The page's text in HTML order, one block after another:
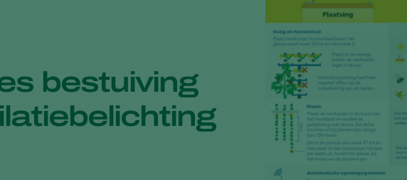
bestuiving